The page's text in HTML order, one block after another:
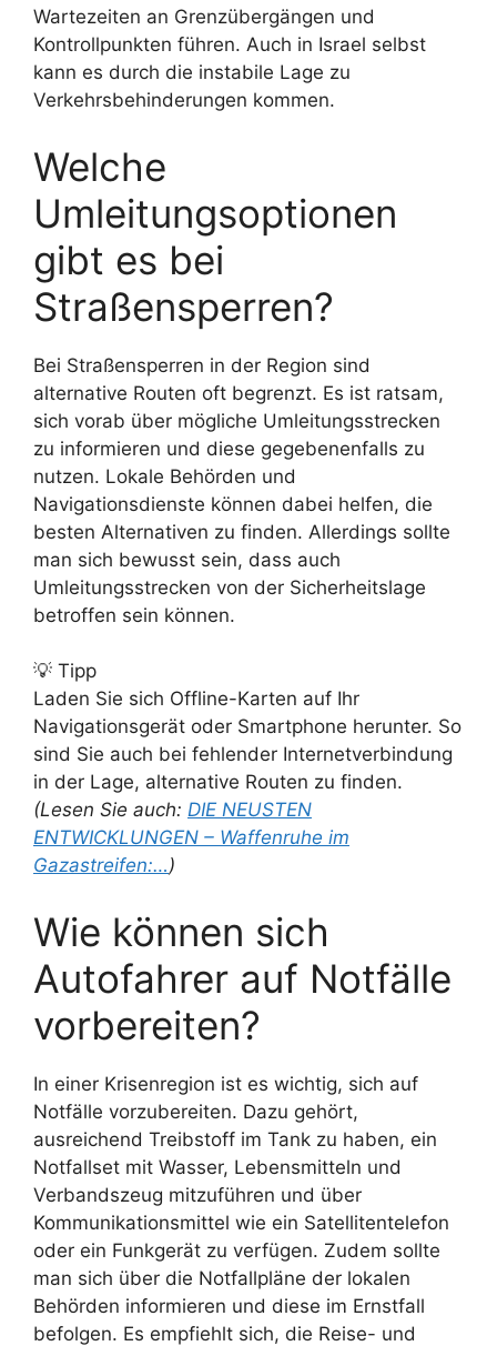
Wartezeiten an Grenzübergängen und
Kontrollpunkten führen. Auch in Israel selbst
kann es durch die instabile Lage zu
Verkehrsbehinderungen kommen.
Welche
Umleitungsoptionen
gibt es bei
Straßensperren?
Bei Straßensperren in der Region sind
alternative Routen oft begrenzt. Es ist ratsam,
sich vorab über mögliche Umleitungsstrecken
zu informieren und diese gegebenenfalls zu
nutzen. Lokale Behörden und
Navigationsdienste können dabei helfen, die
besten Alternativen zu finden. Allerdings sollte
man sich bewusst sein, dass auch
Umleitungsstrecken von der Sicherheitslage
betroffen sein können.
💡 Tipp
Laden Sie sich Offline-Karten auf Ihr
Navigationsgerät oder Smartphone herunter. So
sind Sie auch bei fehlender Internetverbindung
in der Lage, alternative Routen zu finden.
(Lesen Sie auch: DIE NEUSTEN
ENTWICKLUNGEN – Waffenruhe im
Gazastreifen:…)
Wie können sich
Autofahrer auf Notfälle
vorbereiten?
In einer Krisenregion ist es wichtig, sich auf
Notfälle vorzubereiten. Dazu gehört,
ausreichend Treibstoff im Tank zu haben, ein
Notfallset mit Wasser, Lebensmitteln und
Verbandszeug mitzuführen und über
Kommunikationsmittel wie ein Satellitentelefon
oder ein Funkgerät zu verfügen. Zudem sollte
man sich über die Notfallpläne der lokalen
Behörden informieren und diese im Ernstfall
befolgen. Es empfiehlt sich, die Reise- und